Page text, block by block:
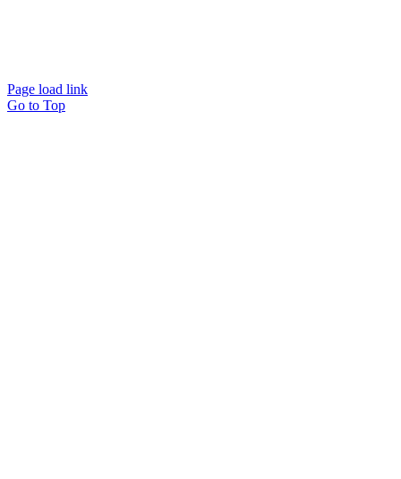
Page load link
Go to Top